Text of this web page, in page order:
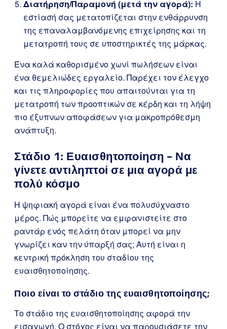
Διατήρηση/Παραμονή (μετά την αγορά): Η
εστίασή σας μετατοπίζεται στην ενθάρρυνση
της επαναλαμβανόμενης επιχείρησης και τη
μετατροπή τους σε υποστηρικτές της μάρκας.
Ένα καλά καθορισμένο χωνί πωλήσεων είναι
ένα θεμελιώδες εργαλείο. Παρέχει τον έλεγχο
και τις πληροφορίες που απαιτούνται για τη
μετατροπή των προοπτικών σε κέρδη και τη λήψη
πιο έξυπνων αποφάσεων για μακροπρόθεσμη
ανάπτυξη.
Στάδιο 1: Ευαισθητοποίηση – Να
γίνετε αντιληπτοί σε μια αγορά με
πολύ κόσμο
Η ψηφιακή αγορά είναι ένα πολυσύχναστο
μέρος. Πώς μπορείτε να εμφανιστείτε στο
ραντάρ ενός πελάτη όταν μπορεί να μην
γνωρίζει καν την ύπαρξή σας; Αυτή είναι η
κεντρική πρόκληση του σταδίου της
ευαισθητοποίησης.
Ποιο είναι το στάδιο της ευαισθητοποίησης;
Το στάδιο της ευαισθητοποίησης αφορά την
εισαγωγή. Ο στόχος είναι να παρουσιάσετε την